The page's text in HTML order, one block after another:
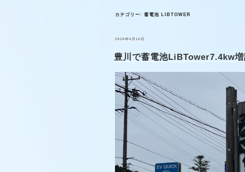
カテゴリー: 蓄電池 LIBTOWER
投
2026年4月16日
豊川で蓄電池LiBTower7.4kw